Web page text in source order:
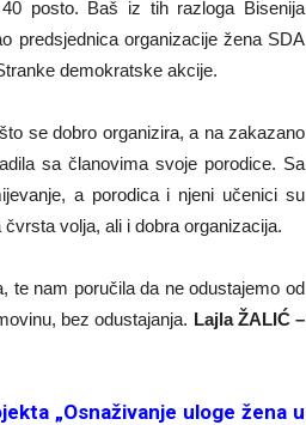
posto. Baš iz tih razloga Bisenija
predsjednica organizacije žena SDA
demokratske akcije.
se dobro organizira, a na zakazano
sa članovima svoje porodice. Sa
a porodica i njeni učenici su
volja, ali i dobra organizacija.
te nam poručila da ne odustajemo od
bez odustajanja. Lajla ŽALIĆ –
„Osnaživanje uloge žena u